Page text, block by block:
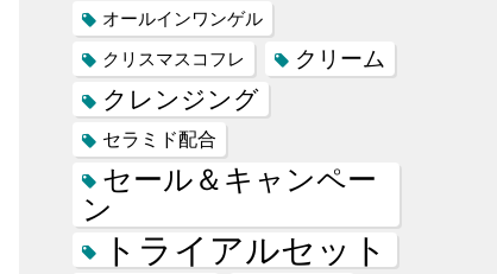
オールインワンゲル
クリスマスコフレ
クリーム
クレンジング
セラミド配合
セール＆キャンペー
ン
トライアルセット